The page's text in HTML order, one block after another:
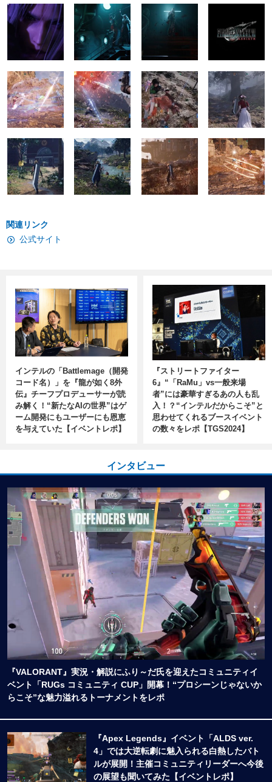
関連リンク
公式サイト
インテルの「Battlemage（開発
コード名）」を『龍が如く8外
伝』チーフプロデューサーが読
み解く！“新たなAIの世界”はゲ
ーム開発にもユーザーにも恩恵
を与えていた【イベントレポ】
『ストリートファイター
6』“「RaMu」vs一般来場
者”には豪華すぎるあの人も乱
入！？“インテルだからこそ”と
思わせてくれるブースイベント
の数々をレポ【TGS2024】
インタビュー
『VALORANT』実況・解説にふり～だ氏を迎えたコミュニティイ
ベント「RUGs コミュニティ CUP」開幕！“プロシーンじゃないか
らこそ”な魅力溢れるトーナメントをレポ
『Apex Legends』イベント「ALDS ver.
4」では大逆転劇に魅入られる白熱したバト
ルが展開！主催コミュニティリーダーへ今後
の展望も聞いてみた【イベントレポ】